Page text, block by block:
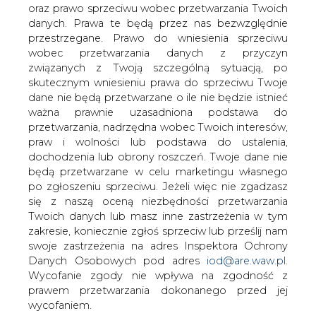
oraz prawo sprzeciwu wobec przetwarzania Twoich
danych. Prawa te będą przez nas bezwzględnie
przestrzegane. Prawo do wniesienia sprzeciwu
wobec przetwarzania danych z przyczyn
związanych z Twoją szczególną sytuacją, po
skutecznym wniesieniu prawa do sprzeciwu Twoje
dane nie będą przetwarzane o ile nie będzie istnieć
ważna prawnie uzasadniona podstawa do
przetwarzania, nadrzędna wobec Twoich interesów,
praw i wolności lub podstawa do ustalenia,
dochodzenia lub obrony roszczeń. Twoje dane nie
będą przetwarzane w celu marketingu własnego
po zgłoszeniu sprzeciwu. Jeżeli więc nie zgadzasz
się z naszą oceną niezbędności przetwarzania
Twoich danych lub masz inne zastrzeżenia w tym
zakresie, koniecznie zgłoś sprzeciw lub prześlij nam
swoje zastrzeżenia na adres Inspektora Ochrony
Danych Osobowych pod adres iod@are.waw.pl
Wycofanie zgody nie wpływa na zgodność z
prawem przetwarzania dokonanego przed jej
wycofaniem.
Głównie dzięki rosnącym inwestycjom
w energetykę wiatrową poprawiły się
znacznie wyniki finansowe duńskiego
producenta elektrowni wiatrowych
&#8211; koncernu Vestas &#8211; pisze
Rzeczpospolita.
Spółka ogłosił wyniki za drugi kwartał, wynika z nich , że
zysk netto wzrósł z 10 mln do 51 mln euro, brutto z 13
mln do 78 mln, a operacyjny EBIT - z 28 mln do 90 mln
euro. Obroty wzrosły o 18,5 proc., do 1,1 mld euro.
Firma zwraca uwagę, że na rynku urządzeń dla energetyki
wiatrowej nadal utrzymuje się znaczna różnica między
popytem, rosnącym w postępie arytmetycznym, a
podażą ograniczaną brakiem podzespołów. W efekcie na
dostawę komponentów czeka się już nawet 15 miesięcy.
Vestas ocenia, że dopiero za kilka lat podaż dostosuje się
do popytu.
W tym roku firma spodziewa się obrotów na poziomie